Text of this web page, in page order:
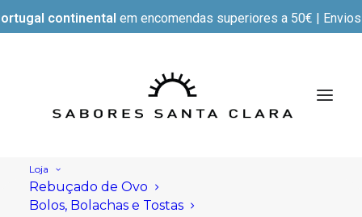
continental em encomendas superiores a 50€ |
Loja
Rebuçado de Ovo
Bolos, Bolachas e Tostas